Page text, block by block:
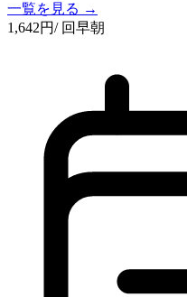
一覧を見る →
1,642円/ 回早朝